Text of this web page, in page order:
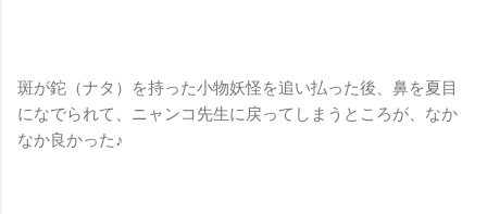
斑が鉈（ナタ）を持った小物妖怪を追い払った後、鼻を夏目
になでられて、ニャンコ先生に戻ってしまうところが、なか
なか良かった♪